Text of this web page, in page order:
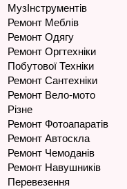
МузІнструментів
Ремонт Меблів
Ремонт Одягу
Ремонт Оргтехніки
Побутової Техніки
Ремонт Сантехніки
Ремонт Вело-мото
Різне
Ремонт Фотоапаратів
Ремонт Автоскла
Ремонт Чемоданів
Ремонт Навушників
Перевезення